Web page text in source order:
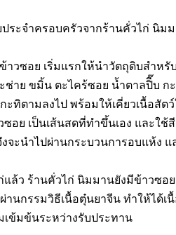
ระจำครอบครัวจากร้านคั่วไก่ นิ
าวซอย เริ่มแรกให้นำวัตถุดิบสำห
ช่าย ขมิ้น ตะไคร้ซอย น้ำตาลปิี๊บ
ะทิตามลงไป พร้อมให้เคี่ยวเนื้อสั
ซอย เป็นเส้นสดที่ทำขึ้นเอง และใ
งจะนำไปผ่านกระบวนการอบแห้
ล้ว ร้านคั่วไก่ นิมมานยังมีข้าวซอ
านกรรมวิธีเนื้อตุ๋นยาจีน ทำให้ได้
ข้มข้นระหว่างรับประทาน